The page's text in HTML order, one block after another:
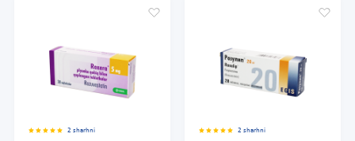
2 sharhni 2 sharhni